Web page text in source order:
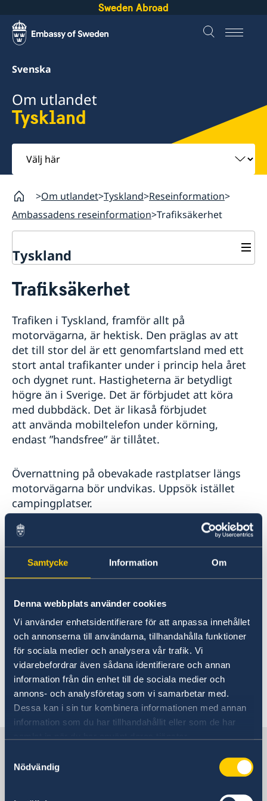
Samtycke Information Om
Denna webbplats använder cookies
Vi använder enhetsidentifierare för att anpassa innehållet
och annonserna till användarna, tillhandahålla funktioner
för sociala medier och analysera vår trafik. Vi
vidarebefordrar även sådana identifierare och annan
information från din enhet till de sociala medier och
annons- och analysföretag som vi samarbetar med.
Dessa kan i sin tur kombinera informationen med annan
information som du har tillhandahållit eller som de har
Nödvändig
Sweden Abroad
Svenska
Om utlandet
Tyskland
Välj
här
Om utlandet Tyskland Reseinformation
Ambassadens reseinformation Trafiksäkerhet
Tyskland
Hjälp till svenskar i Tyskland
Val 2026
Pass och nationellt ID-kort
Ansökan om pass och nationellt ID-kort för vuxen
Ansökan om pass och nationellt ID-kort för
minderårig
Ansökan om provisoriskt pass
Samordningsnummer
Behålla svenskt medborgarskap
Samordningsnummer
Gifta sig utomlands
Vigsel inför svensk vigselförrättare
Vigsel inför tysk/utländsk myndighet
Körkort
Avgifter
Ambassadens reseinformation
Aktuella händelser
Allmänna säkerhetsläget
Terrorism
Naturförhållanden och katastrofer
In- och utresebestämmelser
Hälso- och sjukvård
Lokala lagar och sedvänjor
Kriminalitet och personlig säkerhet
Resa i landet
Trafiksäkerhet
Trafiken i Tyskland, framför allt på
motorvägarna, är hektisk. Den präglas av att
det till stor del är ett genomfartsland med ett
stort antal trafikanter under i princip hela året
och dygnet runt. Hastigheterna är betydligt
högre än i Sverige. Det är förbjudet att köra
med dubbdäck. Det är likaså förbjudet
att använda mobiltelefon under körning,
endast ”handsfree” är tillåtet.
Övernattning på obevakade rastplatser längs
motorvägarna bör undvikas. Uppsök istället
campingplatser.
Körförbud i så kallade miljözoner
I vissa
städer och kommuner har så kallade miljözoner
inrättats, vilket framför allt gäller i områden
som är särskilt drabbade av småpartiklar.
Tillstånd i form av en miljöplakett krävs för
bilkörning i dessa områden, vilket även gäller
för utländska turister och affärsresande. Böter
eller körförbud kan utfärdas om reglerna inte
följs, varför det är viktigt att ta reda på aktuell
information.
Senast uppdaterad 27 juli 2026, 10.04